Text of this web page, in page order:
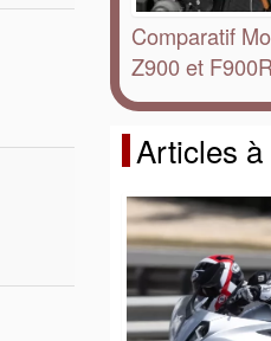
Comparatif
Z900 et
Articles